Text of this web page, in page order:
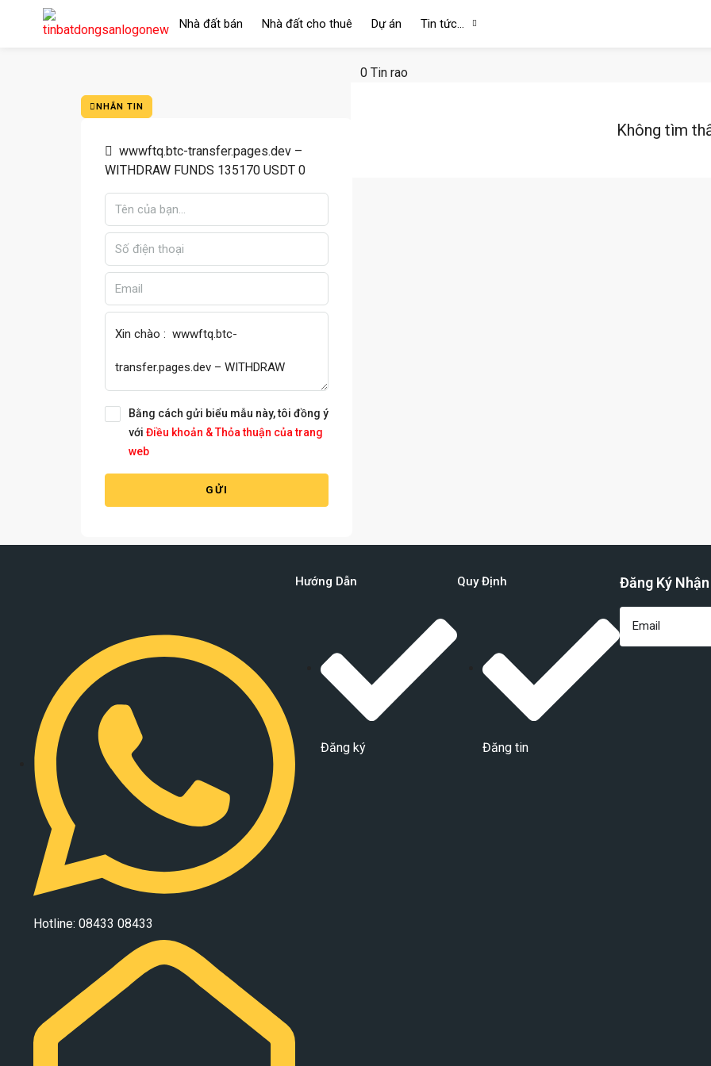
Nhà đất bán Nhà đất cho thuê Dự án Tin tức…
NHẮN TIN
wwwftq.btc-transfer.pages.dev –
WITHDRAW FUNDS 135170 USDT 0
Bằng cách gửi biểu mẫu này, tôi đồng ý
với Điều khoản & Thỏa thuận của trang
web
GỬI
0 Tin rao
Không tìm
Hotline: 08433 08433
Hướng Dẫn
Đăng ký
Quy Định
Đăng tin
Đăng Ký